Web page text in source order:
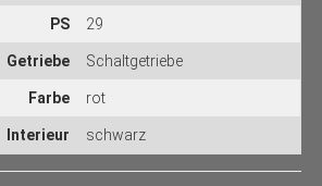
PS 29
Getriebe Schaltgetriebe
Farbe rot
Interieur schwarz